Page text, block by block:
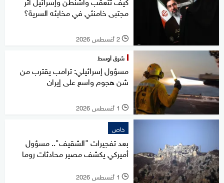
مجتبى خامنئي في مخابئه السرية؟
l 2 أغسطس 2026
شرق أوسط
مسؤول إسرائيلي: ترامب يقترب من
شن هجوم واسع على إيران
l 1 أغسطس 2026
خاص
بعد تفجيرات "الشقيف".. مسؤول
أميركي يكشف مصير محادثات روما
l 1 أغسطس 2026